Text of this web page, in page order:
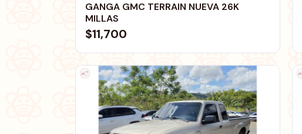
GANGA GMC TERRAIN NUEVA 26K
MILLAS
$11,700